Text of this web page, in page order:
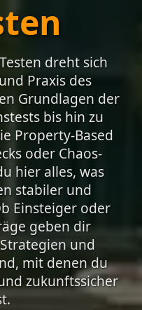
dreht sich
Praxis des
Grundlagen der
bis hin zu
Property-Based
oder Chaos-
hier alles, was
stabiler und
Einsteiger oder
geben dir
und
mit denen du
zukunftssicher